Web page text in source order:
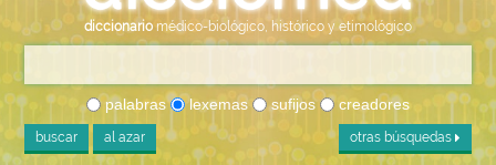
diccionario médico-biológico, histórico y etimológico
palabras lexemas sufijos creadores
buscar al azar otras búsquedas